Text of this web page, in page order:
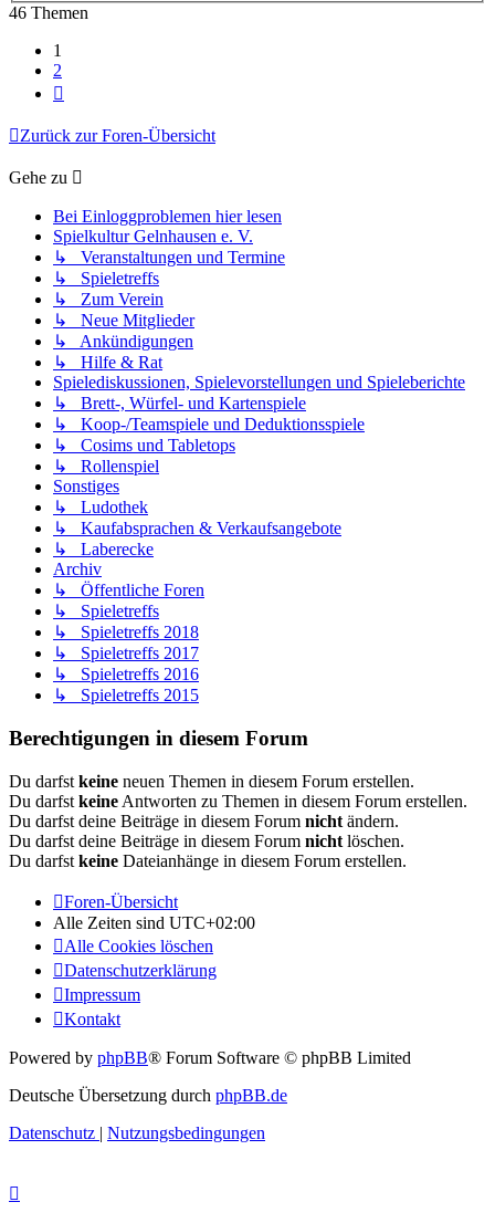
46 Themen
1
2
Zurück zur Foren-Übersicht
Gehe zu
Bei Einloggproblemen hier lesen
Spielkultur Gelnhausen e. V.
↳ Veranstaltungen und Termine
↳ Spieletreffs
↳ Zum Verein
↳ Neue Mitglieder
↳ Ankündigungen
↳ Hilfe & Rat
Spielediskussionen, Spielevorstellungen und Spieleberichte
↳ Brett-, Würfel- und Kartenspiele
↳ Koop-/Teamspiele und Deduktionsspiele
↳ Cosims und Tabletops
↳ Rollenspiel
Sonstiges
↳ Ludothek
↳ Kaufabsprachen & Verkaufsangebote
↳ Laberecke
Archiv
↳ Öffentliche Foren
↳ Spieletreffs
↳ Spieletreffs 2018
↳ Spieletreffs 2017
↳ Spieletreffs 2016
↳ Spieletreffs 2015
Berechtigungen in diesem Forum
Du darfst keine neuen Themen in diesem Forum erstellen.
Du darfst keine Antworten zu Themen in diesem Forum erstellen.
Du darfst deine Beiträge in diesem Forum nicht ändern.
Du darfst deine Beiträge in diesem Forum nicht löschen.
Du darfst keine Dateianhänge in diesem Forum erstellen.
Foren-Übersicht
Alle Zeiten sind UTC+02:00
Alle Cookies löschen
Datenschutzerklärung
Impressum
Kontakt
Powered by phpBB® Forum Software © phpBB Limited
Deutsche Übersetzung durch phpBB.de
Datenschutz | Nutzungsbedingungen